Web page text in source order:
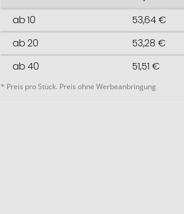
ab 10
53,64 €
ab 20
53,28 €
ab 40
51,51 €
* Preis pro Stück. Preis ohne Werbeanbringung